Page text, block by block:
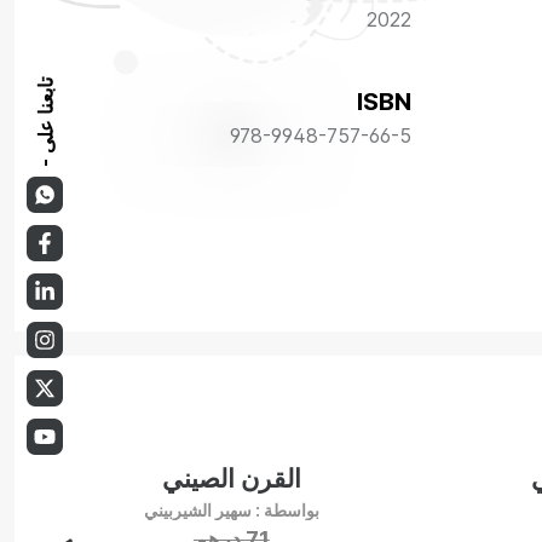
تابعنا على -
والترشح
متتاليين،
بها
2022
ISBN
978-9948-757-66-5
القرن الصيني
بواسطة : سهير الشيربيني